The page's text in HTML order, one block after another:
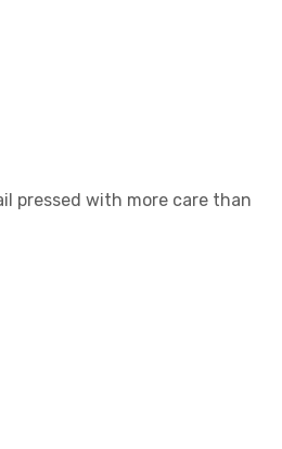
pressed with more care than